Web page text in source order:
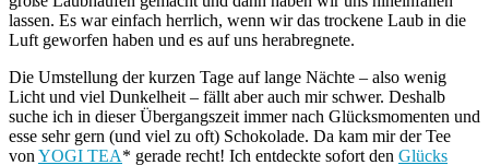
lassen. Es war einfach herrlich, wenn wir das trockene Laub in die
Luft geworfen haben und es auf uns herabregnete.
Die Umstellung der kurzen Tage auf lange Nächte – also wenig
Licht und viel Dunkelheit – fällt aber auch mir schwer. Deshalb
suche ich in dieser Übergangszeit immer nach Glücksmomenten und
esse sehr gern (und viel zu oft) Schokolade. Da kam mir der Tee
von YOGI TEA* gerade recht! Ich entdeckte sofort den Glücks